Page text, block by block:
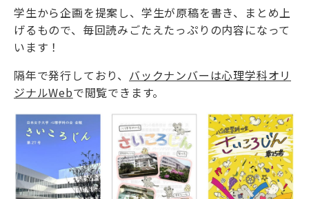
学生から企画を提案し、学生が原稿を書き、まとめ上
げるもので、毎回読みごたえたっぷりの内容になって
います！
隔年で発行しており、 バックナンバーは心理学科オリ
ジナルWebで閲覧できます。